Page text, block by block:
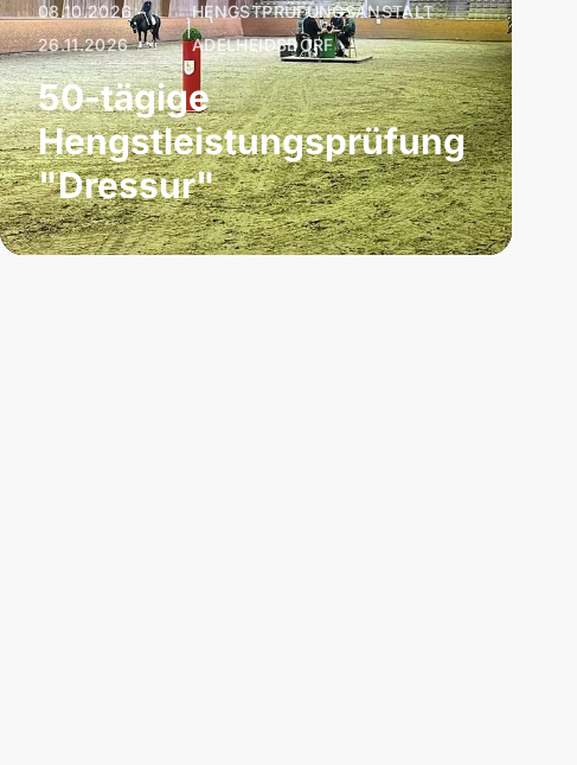
08.10.2026 –
26.11.2026
|
HENGSTPRÜFUNGSANSTALT
ADELHEIDSDORF
50-tägige
Hengstleistungsprüfung
"Dressur"